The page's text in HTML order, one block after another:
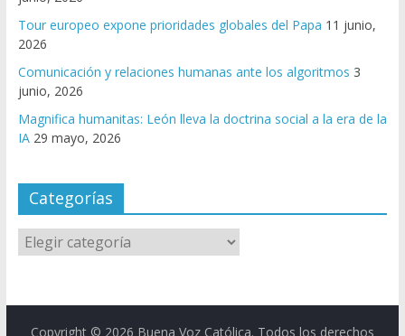
Tour europeo expone prioridades globales del Papa 11 junio,
2026
Comunicación y relaciones humanas ante los algoritmos 3
junio, 2026
Magnifica humanitas: León lleva la doctrina social a la era de la
IA 29 mayo, 2026
Categorías
Copyright © 2026 Buena Voz Católica. Todos los derechos